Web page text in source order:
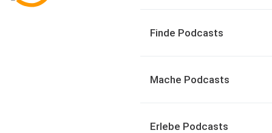
Finde Podcasts
Mache Podcasts
Erlebe Podcasts